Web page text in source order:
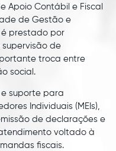
Apoio Contábil e Fiscal
de Gestão e
é prestado por
de
troca entre
social.
e suporte para
Individuais (MEIs),
de declarações e
voltado à
fiscais.